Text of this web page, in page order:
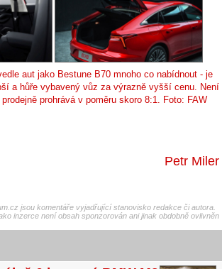
aut jako Bestune B70 mnoho co nabídnout - je
a hůře vybavený vůz za výrazně vyšší cenu. Není
prohrává v poměru skoro 8:1. Foto: FAW
Petr Miler
jsou komentáře vyjadřující stanovisko redakce či autora.
inzerce není obsah sponzorován ani jinak obdobně ovlivněn